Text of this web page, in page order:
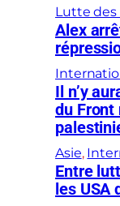
Lutte des
Alex
Il n’y
du Front
Asie,
Entre
les USA